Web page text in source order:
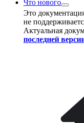
Что нового
Это
не
Актуальная
последней